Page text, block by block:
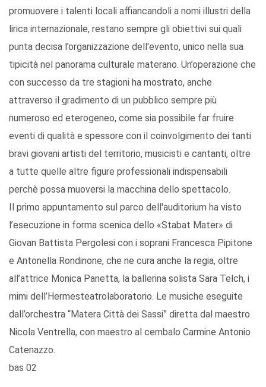
promuovere i talenti locali affiancandoli a nomi illustri della
lirica internazionale, restano sempre gli obiettivi sui quali
punta decisa l’organizzazione dell'evento, unico nella sua
tipicità nel panorama culturale materano. Un’operazione che
con successo da tre stagioni ha mostrato, anche
attraverso il gradimento di un pubblico sempre più
numeroso ed eterogeneo, come sia possibile far fruire
eventi di qualità e spessore con il coinvolgimento dei tanti
bravi giovani artisti del territorio, musicisti e cantanti, oltre
a tutte quelle altre figure professionali indispensabili
perchè possa muoversi la macchina dello spettacolo.
Il primo appuntamento sul parco dell'auditorium ha visto
l’esecuzione in forma scenica dello «Stabat Mater» di
Giovan Battista Pergolesi con i soprani Francesca Pipitone
e Antonella Rondinone, che ne cura anche la regia, oltre
all’attrice Monica Panetta, la ballerina solista Sara Telch, i
mimi dell’Hermesteatrolaboratorio. Le musiche eseguite
dall’orchestra “Matera Città dei Sassi” diretta dal maestro
Nicola Ventrella, con maestro al cembalo Carmine Antonio
Catenazzo.
bas 02